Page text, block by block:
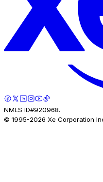
NMLS ID#920968.
© 1995-2026 Xe Corporation